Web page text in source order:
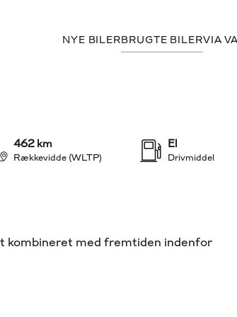
NYE BILER BRUGTE BILERVIA
Rækkevidde (WLTP)
462 km
Drivmiddel
El
kombineret med fremtiden indenfor